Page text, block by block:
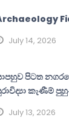
July 14, 2026
පිටත
කැණීම්
July 13, 2026